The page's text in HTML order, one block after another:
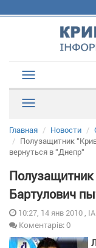
Главная Новости
Полузащитник
вернуться в "Днепр"
Бартулович
10:27, 14 янв 2010 ,
Коментарів: 0